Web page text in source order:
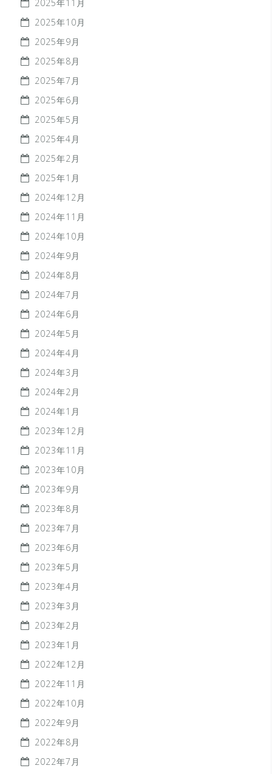
2025年11月
2025年10月
2025年9月
2025年8月
2025年7月
2025年6月
2025年5月
2025年4月
2025年2月
2025年1月
2024年12月
2024年11月
2024年10月
2024年9月
2024年8月
2024年7月
2024年6月
2024年5月
2024年4月
2024年3月
2024年2月
2024年1月
2023年12月
2023年11月
2023年10月
2023年9月
2023年8月
2023年7月
2023年6月
2023年5月
2023年4月
2023年3月
2023年2月
2023年1月
2022年12月
2022年11月
2022年10月
2022年9月
2022年8月
2022年7月